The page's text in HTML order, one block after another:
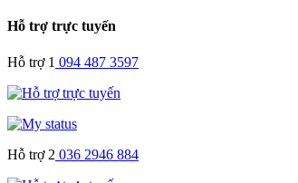
Hỗ trợ trực tuyến
Hỗ trợ 1 094 487 3597
Hỗ trợ 2 036 2946 884